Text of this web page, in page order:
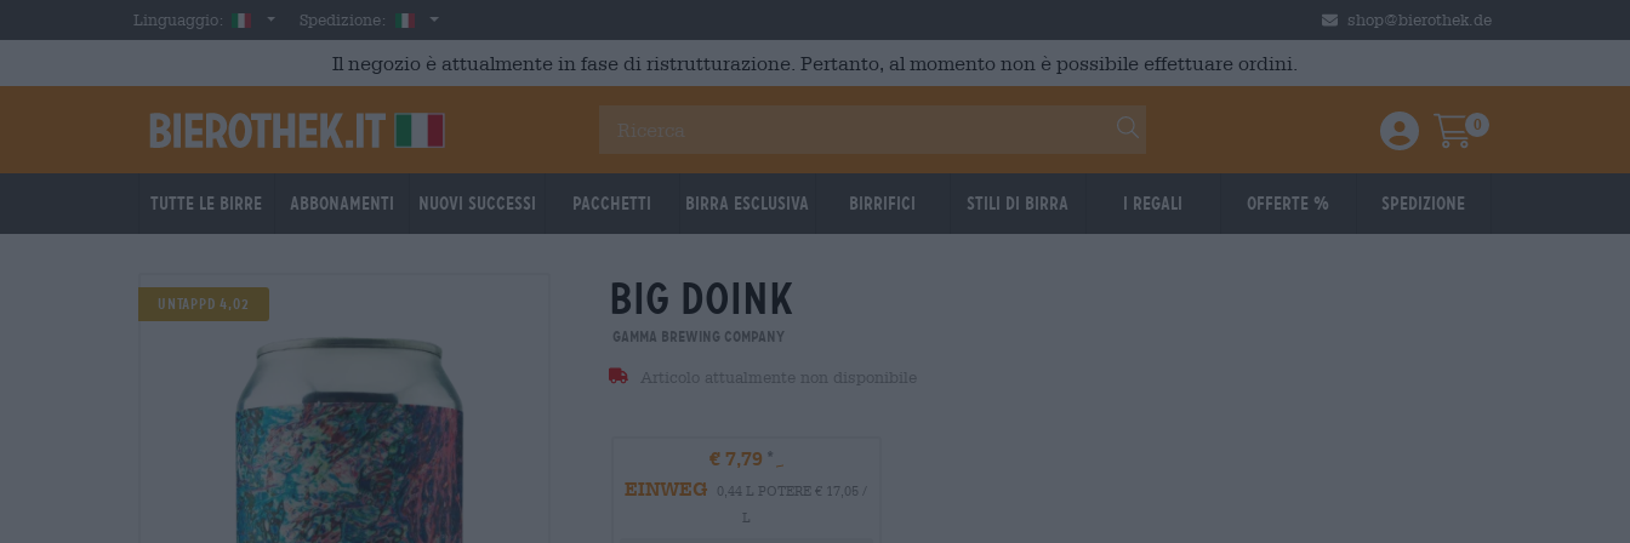
Skip to main contentLinguaggio: ItalianSpedizione: Italia shop@bierothek.de
Il negozio è attualmente in fase di ristrutturazione. Pertanto, al momento non è possibile effettuare ordini.
Einloggen / Anmelden
Warenkorb
0
Tutte le birre Abbonamenti Nuovi successi Pacchetti Birra Esclusiva Birrifici Stili di birra I regali Offerte % Spedizione
UNTAPPD 4,02 UNTAPPD 4,02
big doink
Gamma Brewing Company
Articolo attualmente non disponibile
€ 7,79
EINWEG
0,44 L POTERE € 17,05 /
L